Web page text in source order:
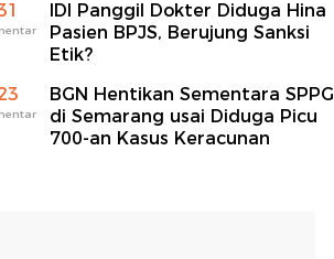
IDI Panggil Dokter Diduga Hina
Pasien BPJS, Berujung Sanksi
Etik?
BGN Hentikan Sementara SPPG
di Semarang usai Diduga Picu
700-an Kasus Keracunan